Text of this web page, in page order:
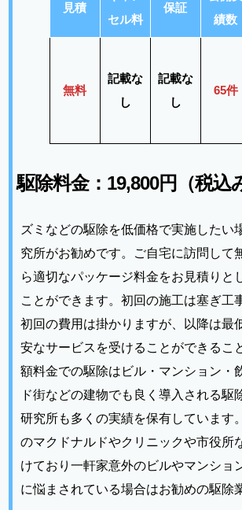
見積
セル料
保証
績数
無料
記載な
し
記載な
し
65件
駆除料金：19,800円（税込
ズミなどの駆除を低価格で実施したい
究所がお勧めです。ご自宅に訪問して
ら適切なパッケージ料金をお見積りと
ことができます。初回の施工は塞ぎ工
初回の費用は掛かりますが、以降は最
安なサービスを受けることができるこ
額料金での駆除はビル・マンション・
ド街などの建物でも良く導入される駆
研究所も多くの実績を保有しています
のマクドナルドやクリニックや市役所
けており一軒家意外のビルやマンショ
に悩まされている場合はお勧めの駆除